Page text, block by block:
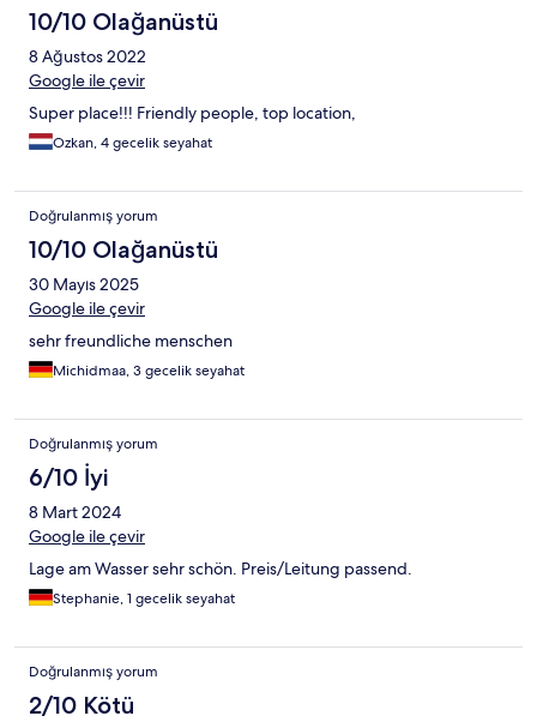
10/10 Olağanüstü
8 Ağustos 2022
Google ile çevir
Super place!!! Friendly people, top location,
Ozkan, 4 gecelik seyahat
Doğrulanmış yorum
10/10 Olağanüstü
30 Mayıs 2025
Google ile çevir
sehr freundliche menschen
Michidmaa, 3 gecelik seyahat
Doğrulanmış yorum
6/10 İyi
8 Mart 2024
Google ile çevir
Lage am Wasser sehr schön. Preis/Leitung passend.
Stephanie, 1 gecelik seyahat
Doğrulanmış yorum
2/10 Kötü